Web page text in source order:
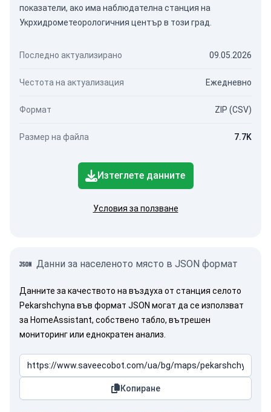
показатели, ако има наблюдателна станция на
Укрхидрометеорологичния център в този град.
Последно актуализирано 09.05.2026
Честота на актуализация Ежедневно
Формат ZIP (CSV)
Размер на файла 7.7K
Изтеглете данните
Условия за ползване
Данни за населеното място в JSON формат
Данните за качеството на въздуха от станция селото
Pekarshchyna във формат JSON могат да се използват
за HomeAssistant, собствено табло, вътрешен
мониторинг или еднократен анализ.
Копиране